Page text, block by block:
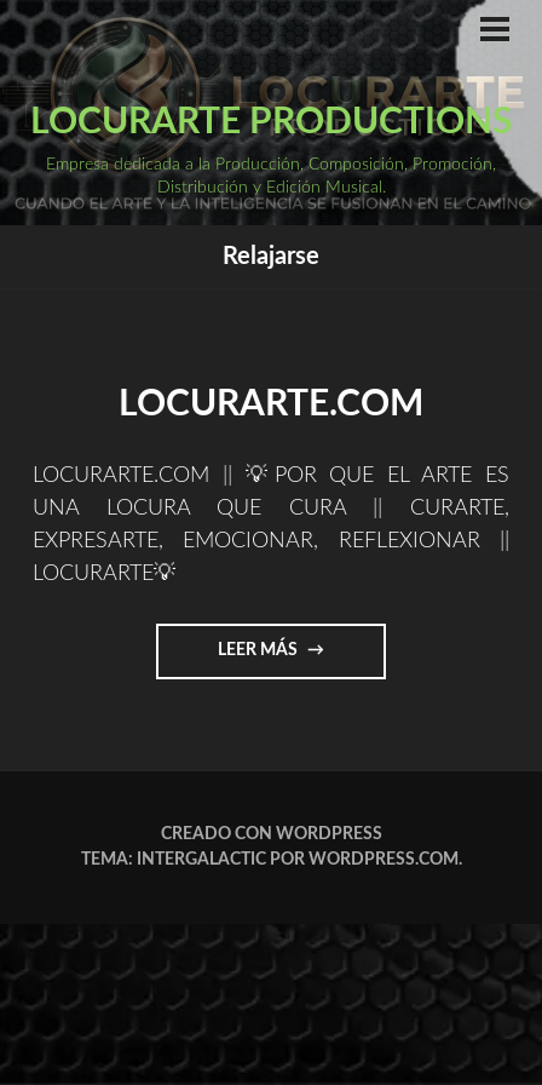
Saltar
al
contenido
LOCURARTE PRODUCTIONS
Empresa dedicada a la Producción, Composición, Promoción,
Distribución y Edición Musical.
Relajarse
LOCURARTE.COM
LOCURARTE.COM || 💡POR QUE EL ARTE ES
UNA LOCURA QUE CURA || CURARTE,
EXPRESARTE, EMOCIONAR, REFLEXIONAR ||
LOCURARTE💡
LEER MÁS "LOCURARTE.COM"
CREADO CON WORDPRESS
TEMA: INTERGALACTIC POR WORDPRESS.COM.